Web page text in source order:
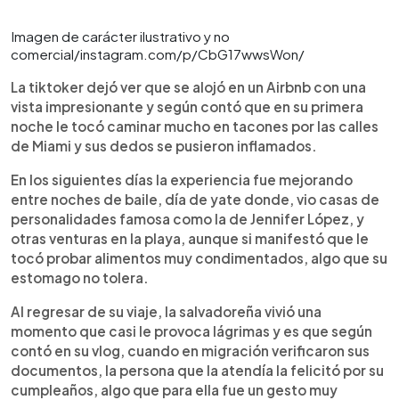
Imagen de carácter ilustrativo y no
comercial/instagram.com/p/CbG17wwsWon/
La tiktoker dejó ver que se alojó en un Airbnb con una
vista impresionante y según contó que en su primera
noche le tocó caminar mucho en tacones por las calles
de Miami y sus dedos se pusieron inflamados.
En los siguientes días la experiencia fue mejorando
entre noches de baile, día de yate donde, vio casas de
personalidades famosa como la de Jennifer López, y
otras venturas en la playa, aunque si manifestó que le
tocó probar alimentos muy condimentados, algo que su
estomago no tolera.
Al regresar de su viaje, la salvadoreña vivió una
momento que casi le provoca lágrimas y es que según
contó en su vlog, cuando en migración verificaron sus
documentos, la persona que la atendía la felicitó por su
cumpleaños, algo que para ella fue un gesto muy